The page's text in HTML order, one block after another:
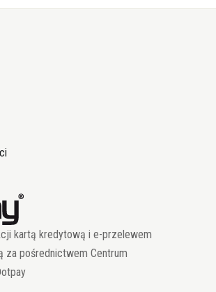
kartą kredytową i e-przelewem
za pośrednictwem Centrum